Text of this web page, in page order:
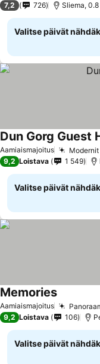
7,2 726 Sliema,
Valitse päivät
Aamiaismajoitus
Dun Gorg Guest
9,2 Loistava 1 549
Valitse päivät
Aamiaismajoitus
Memories
9,2 Loistava 106
Valitse päivät